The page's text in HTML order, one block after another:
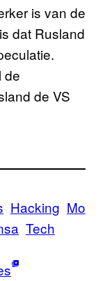
is van de
dat Rusland
de
de VS
Hacking Mo
Tech